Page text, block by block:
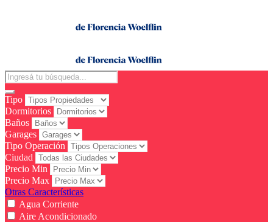
Tipo
Dormitorios
Baños
Garages
Tipo Operación
Ciudad
Precio Min
Precio Max
Otras Características
Agua Corriente
Aire Acondicionado